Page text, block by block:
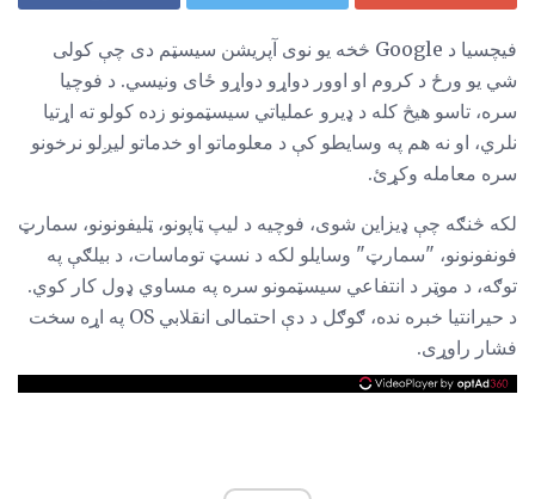
فیچسیا د Google څخه یو نوی آپریشن سیسټم دی چې کولی
شي یو ورځ د کروم او اوور دواړو دواړو ځای ونیسي. د فوچیا
سره، تاسو هیڅ کله د ډیرو عملیاتي سیسټمونو زده کولو ته اړتیا
نلري، او نه هم په وسایطو کې د معلوماتو او خدماتو لیږلو نرخونو
سره معامله وکړئ.
لکه څنګه چې ډیزاین شوی، فوچیه د لیپ ټاپونو، ټلیفونونو، سمارټ
فونفونونو، "سمارټ" وسایلو لکه د نسټ توماسات، د بیلګې په
توګه، د موټر د انتفاعي سیسټمونو سره په مساوي ډول کار کوي.
د حیرانتیا خبره نده، ګوګل د دې احتمالی انقلابي OS په اړه سخت
فشار راوړی.